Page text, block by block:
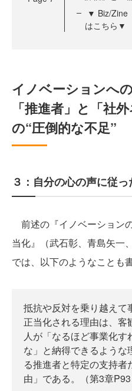
▼ Biz/Zine
はこちら▼
イノベーションへ
「推進者」と「社
の“圧倒的な不足”
３：自分の心の声に従
前述の『イノベーション
当化』（武石彰、青島矢一
では、以下のようなことも
抵抗や反対を乗り越えて
正当化される理由は、
人が「なるほど事業化す
な」と納得できるよう
る推進者と特定の支持
由」である。（第3章P93